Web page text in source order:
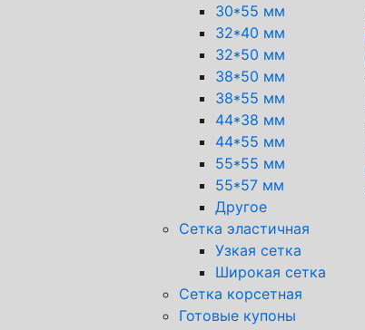
30*55 мм
32*40 мм
32*50 мм
38*50 мм
38*55 мм
44*38 мм
44*55 мм
55*55 мм
55*57 мм
Другое
Сетка эластичная
Узкая сетка
Широкая сетка
Сетка корсетная
Готовые купоны